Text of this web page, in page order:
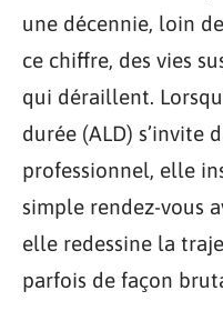
une décennie, loin
ce chiffre, des vies
qui déraillent.
durée (ALD) s’invite
professionnel, elle
simple rendez-vous
elle redessine la
parfois de façon